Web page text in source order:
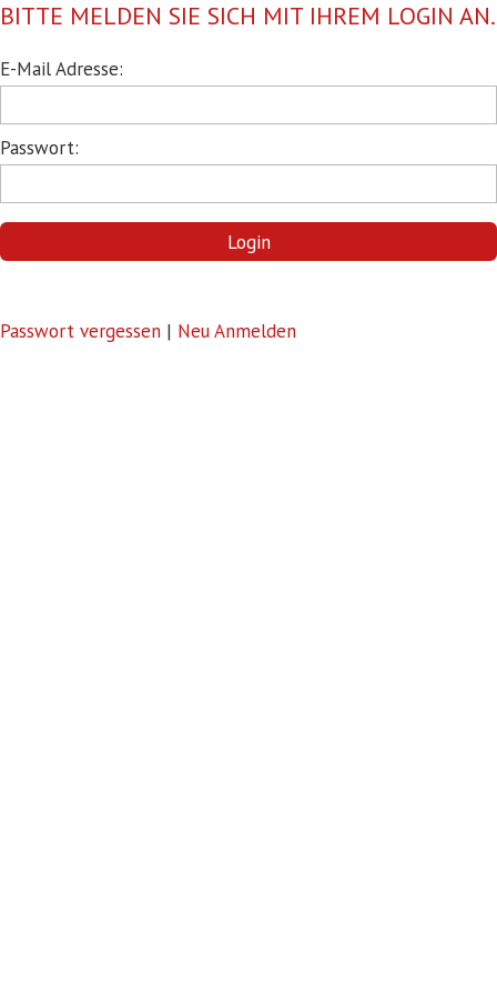
BITTE MELDEN SIE SICH MIT IHREM LOGIN AN.
Pflichtfeld
E-Mail Adresse:
Pflichtfeld
Passwort:
Login
Passwort vergessen | Neu Anmelden